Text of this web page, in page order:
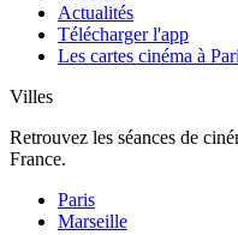
Actualités
Télécharger l'app
Les cartes cinéma à
Villes
Retrouvez les séances de
France.
Paris
Marseille